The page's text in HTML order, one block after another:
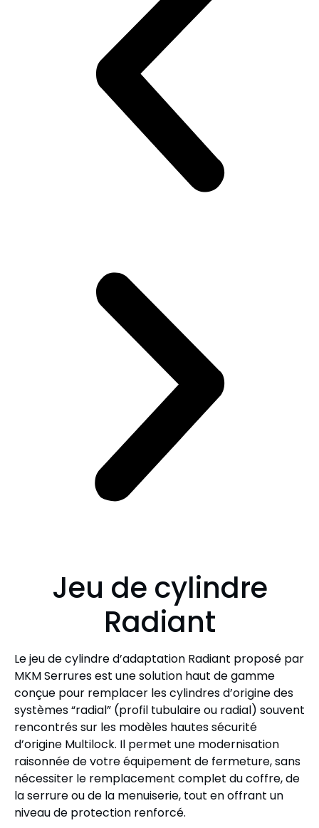
Jeu de cylindre
Radiant
Le jeu de cylindre d’adaptation Radiant proposé par
MKM Serrures est une solution haut de gamme
conçue pour remplacer les cylindres d’origine des
systèmes “radial” (profil tubulaire ou radial) souvent
rencontrés sur les modèles hautes sécurité
d’origine Multilock. Il permet une modernisation
raisonnée de votre équipement de fermeture, sans
nécessiter le remplacement complet du coffre, de
la serrure ou de la menuiserie, tout en offrant un
niveau de protection renforcé.